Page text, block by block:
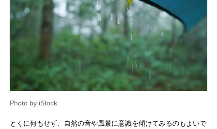
Photo by iStock
とくに何もせず、自然の音や風景に意識を傾けてみるのもよいで